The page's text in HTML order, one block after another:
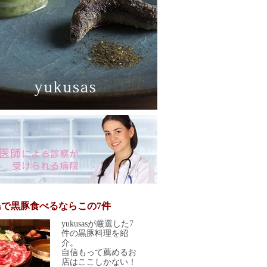
黒豚食べるならこの7件
yukusasが厳選した7
件の黒豚料理を紹
介。
自信もって薦めるお
店はここしかない！